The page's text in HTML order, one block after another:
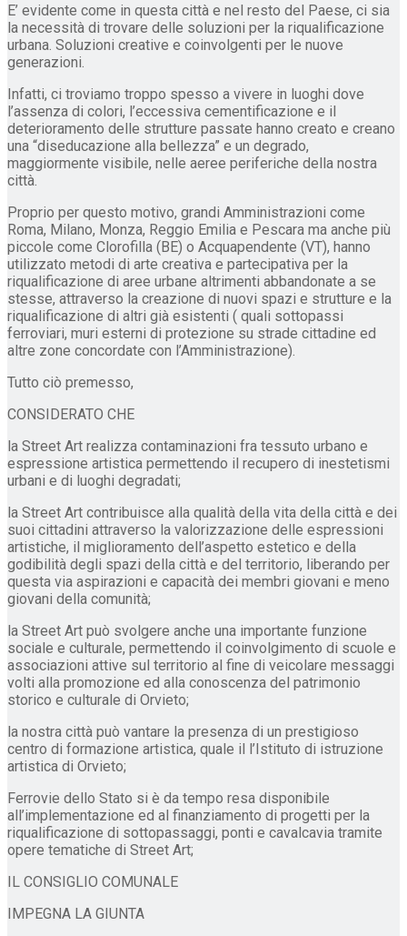
E’ evidente come in questa città e nel resto del Paese, ci sia
la necessità di trovare delle soluzioni per la riqualificazione
urbana. Soluzioni creative e coinvolgenti per le nuove
generazioni.
Infatti, ci troviamo troppo spesso a vivere in luoghi dove
l’assenza di colori, l’eccessiva cementificazione e il
deterioramento delle strutture passate hanno creato e creano
una “diseducazione alla bellezza” e un degrado,
maggiormente visibile, nelle aeree periferiche della nostra
città.
Proprio per questo motivo, grandi Amministrazioni come
Roma, Milano, Monza, Reggio Emilia e Pescara ma anche più
piccole come Clorofilla (BE) o Acquapendente (VT), hanno
utilizzato metodi di arte creativa e partecipativa per la
riqualificazione di aree urbane altrimenti abbandonate a se
stesse, attraverso la creazione di nuovi spazi e strutture e la
riqualificazione di altri già esistenti ( quali sottopassi
ferroviari, muri esterni di protezione su strade cittadine ed
altre zone concordate con l’Amministrazione).
Tutto ciò premesso,
CONSIDERATO CHE
la Street Art realizza contaminazioni fra tessuto urbano e
espressione artistica permettendo il recupero di inestetismi
urbani e di luoghi degradati;
la Street Art contribuisce alla qualità della vita della città e dei
suoi cittadini attraverso la valorizzazione delle espressioni
artistiche, il miglioramento dell’aspetto estetico e della
godibilità degli spazi della città e del territorio, liberando per
questa via aspirazioni e capacità dei membri giovani e meno
giovani della comunità;
la Street Art può svolgere anche una importante funzione
sociale e culturale, permettendo il coinvolgimento di scuole e
associazioni attive sul territorio al fine di veicolare messaggi
volti alla promozione ed alla conoscenza del patrimonio
storico e culturale di Orvieto;
la nostra città può vantare la presenza di un prestigioso
centro di formazione artistica, quale il l’Istituto di istruzione
artistica di Orvieto;
Ferrovie dello Stato si è da tempo resa disponibile
all’implementazione ed al finanziamento di progetti per la
riqualificazione di sottopassaggi, ponti e cavalcavia tramite
opere tematiche di Street Art;
IL CONSIGLIO COMUNALE
IMPEGNA LA GIUNTA